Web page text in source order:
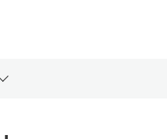
Toggle breadcrumbs